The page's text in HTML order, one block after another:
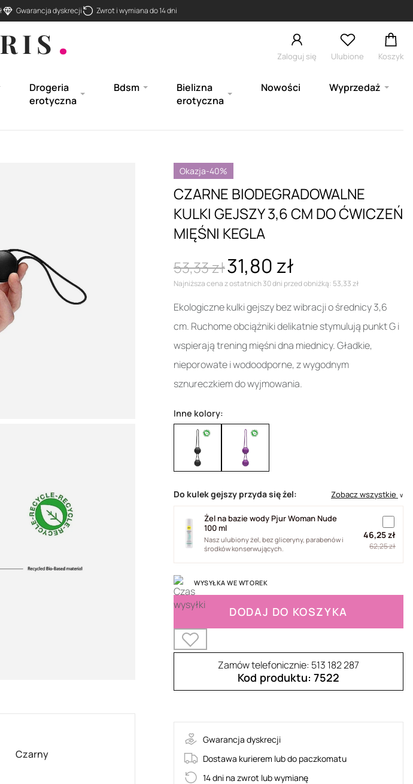
Gwarancja dyskrecji Zwrot i wymiana do 14 dni
Zaloguj się Ulubione Koszyk
Drogeria
erotyczna
Bdsm
Bielizna
erotyczna
Nowości Wyprzedaż
Czarny
Okazja-40%
CZARNE BIODEGRADOWALNE
KULKI GEJSZY 3,6 CM DO ĆWICZEŃ
MIĘŚNI KEGLA
53,33 zł31,80 zł
Najniższa cena z ostatnich 30 dni przed obniżką: 53,33 zł
Ekologiczne kulki gejszy bez wibracji o średnicy 3,6
cm. Ruchome obciążniki delikatnie stymulują punkt G i
wspierają trening mięśni dna miednicy. Gładkie,
nieporowate i wodoodporne, z wygodnym
sznureczkiem do wyjmowania.
Inne kolory:
Do kulek gejszy przyda się żel: Zobacz wszystkie ∨
Żel na bazie wody Pjur Woman Nude
100 ml
Nasz ulubiony żel, bez gliceryny, parabenów i
środków konserwujących.
46,25 zł
62,25 zł
WYSYŁKA WE WTOREK
DODAJ DO KOSZYKA
Zamów telefonicznie: 513 182 287
Kod produktu: 7522
Gwarancja dyskrecji
Dostawa kurierem lub do paczkomatu
14 dni na zwrot lub wymianę